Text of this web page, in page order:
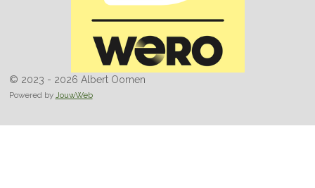
© 2023 - 2026 Albert Oomen
Powered by JouwWeb